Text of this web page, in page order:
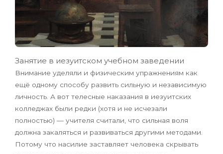
Занятие в иезуитском учебном заведении
Внимание уделяли и физическим упражнениям как
ещё одному способу развить сильную и независимую
личность. А вот телесные наказания в иезуитских
колледжах были редки (хотя и не исчезали
полностью) — учителя считали, что сильная воля
должна закаляться и развиваться другими методами.
Потому что насилие заставляет человека скрывать